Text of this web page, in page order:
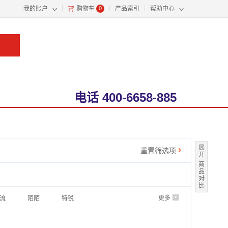
◇
我的账户 > 购物车 0 产品索引 ◇
帮助中心
电话 400-6658-885
重置筛选项 '
更多 6
陌陌 特锐
展
开
商
品
对
比